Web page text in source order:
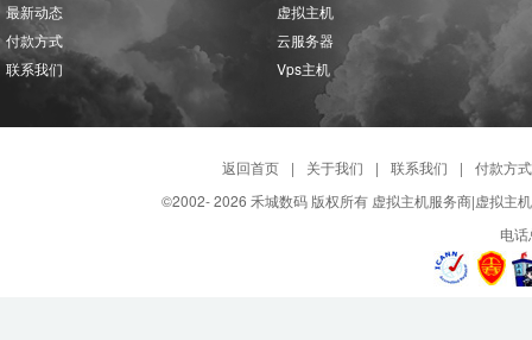
最新动态
付款方式
联系我们
虚拟主机
云服务器
Vps主机
返回首页 | 关于我们 | 联系我们 |
付款方式
©2002-2026 禾城数码 版权所有 虚拟主机服务商|虚拟主
电